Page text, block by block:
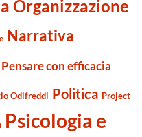
Organizzazione
Narrativa
Pensare con efficacia
Odifreddi Politica Project
Psicologia e